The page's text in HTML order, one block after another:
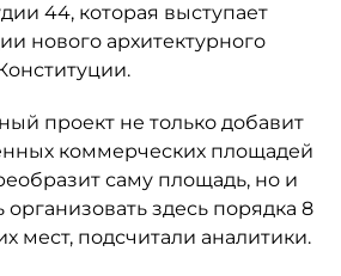
44, которая выступает
нового архитектурного
проект не только добавит
коммерческих площадей
саму площадь, но и
здесь порядка 8
мест, подсчитали аналитики.